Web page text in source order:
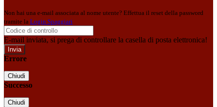
Non hai una e-mail associata al nome utente? Effettua il reset della password
tramite la Login Spaggiari
E-mail inviata, si prega di controllare la casella di posta elettronica!
Errore
Chiudi
Successo
Chiudi